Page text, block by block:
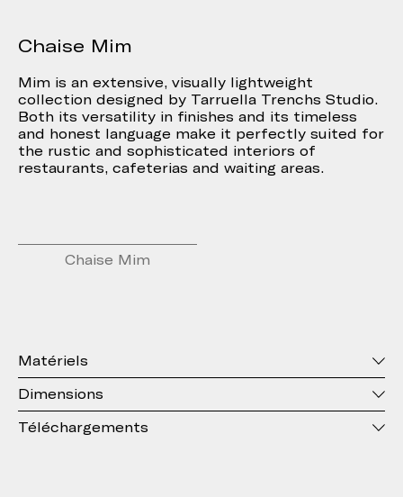
Chaise Mim
Mim is an extensive, visually lightweight
collection designed by Tarruella Trenchs Studio.
Both its versatility in finishes and its timeless
and honest language make it perfectly suited for
the rustic and sophisticated interiors of
restaurants, cafeterias and waiting areas.
Chaise Mim
Matériels
Dimensions
Téléchargements